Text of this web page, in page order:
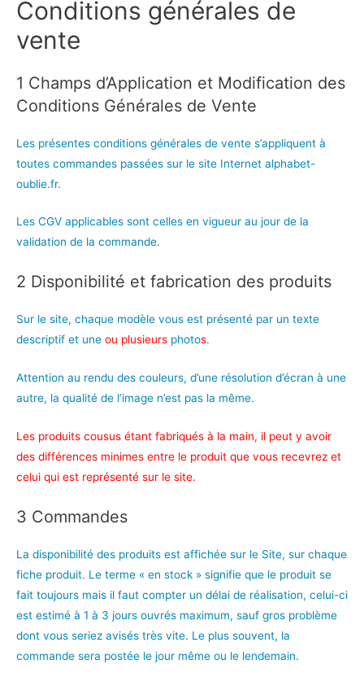
Conditions générales de
vente
1 Champs d’Application et Modification des
Conditions Générales de Vente
Les présentes conditions générales de vente s’appliquent à
toutes commandes passées sur le site Internet alphabet-
oublie.fr.
Les CGV applicables sont celles en vigueur au jour de la
validation de la commande.
2 Disponibilité et fabrication des produits
Sur le site, chaque modèle vous est présenté par un texte
descriptif et une ou plusieurs photos.
Attention au rendu des couleurs, d’une résolution d’écran à une
autre, la qualité de l’image n’est pas la même.
Les produits cousus étant fabriqués à la main, il peut y avoir
des différences minimes entre le produit que vous recevrez et
celui qui est représenté sur le site.
3 Commandes
La disponibilité des produits est affichée sur le Site, sur chaque
fiche produit. Le terme « en stock » signifie que le produit se
fait toujours mais il faut compter un délai de réalisation, celui-ci
est estimé à 1 à 3 jours ouvrés maximum, sauf gros problème
dont vous seriez avisés très vite. Le plus souvent, la
commande sera postée le jour même ou le lendemain.